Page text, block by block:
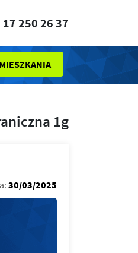
17 250 26 37
1g
30/03/2025